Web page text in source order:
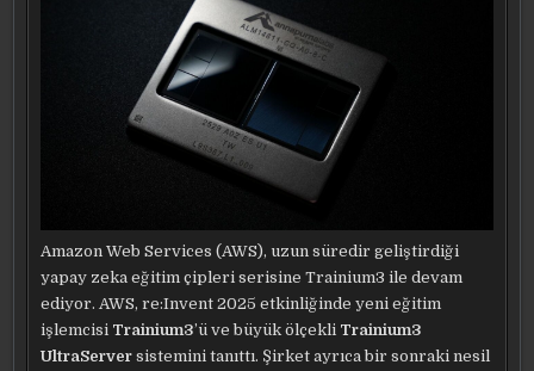
Amazon Web Services (AWS), uzun süredir geliştirdiği
yapay zeka eğitim çipleri serisine Trainium3 ile devam
ediyor. AWS, re:Invent 2025 etkinliğinde yeni eğitim
işlemcisi Trainium3’ü ve büyük ölçekli Trainium3
UltraServer sistemini tanıttı. Şirket ayrıca bir sonraki nesil